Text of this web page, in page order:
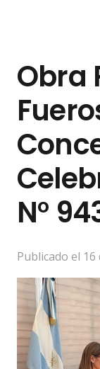
Obra
N°
Publicado el 16